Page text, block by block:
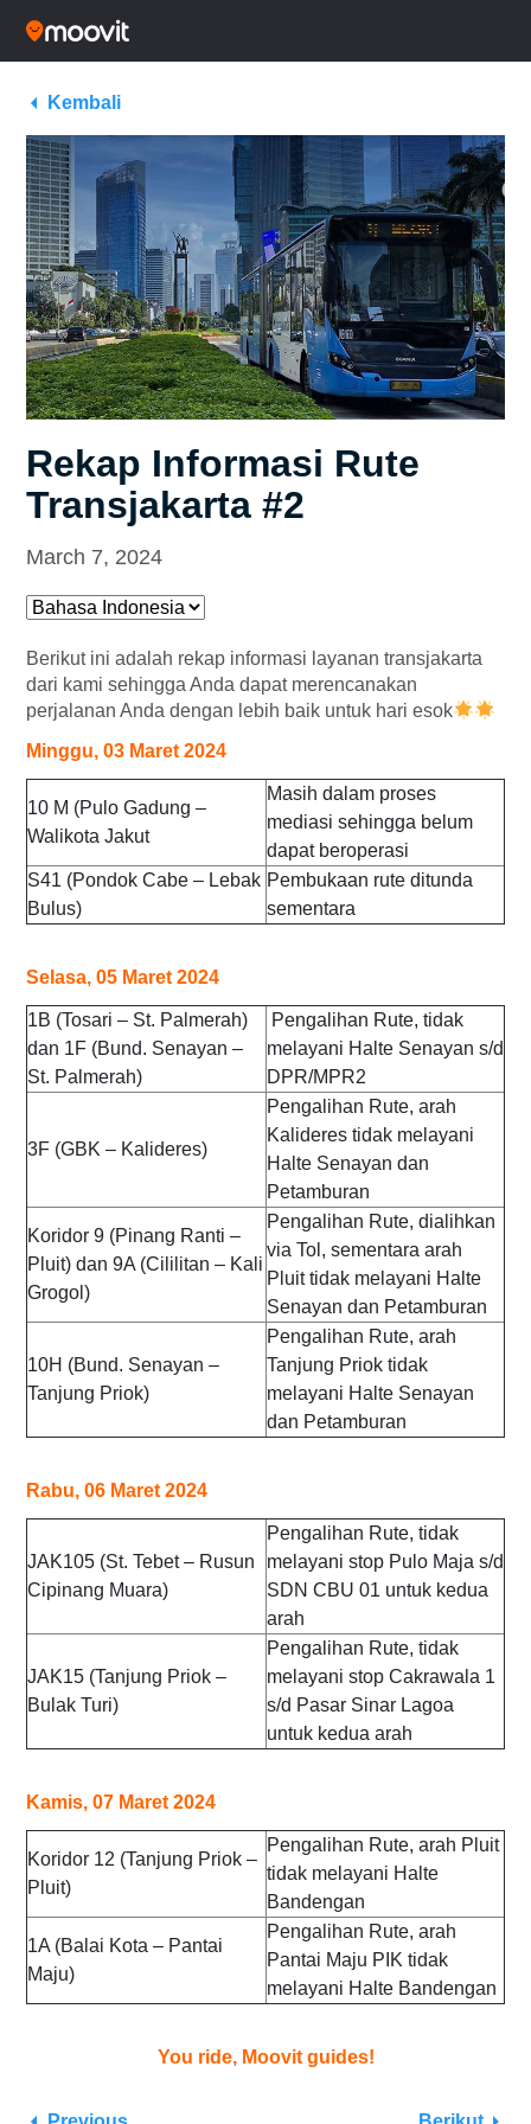
Kembali
Rekap Informasi Rute
Transjakarta #2
March 7, 2024
Berikut ini adalah rekap informasi layanan transjakarta
dari kami sehingga Anda dapat merencanakan
perjalanan Anda dengan lebih baik untuk hari esok
Minggu, 03 Maret 2024
10 M (Pulo Gadung –
Walikota Jakut
Masih dalam proses
mediasi sehingga belum
dapat beroperasi
S41 (Pondok Cabe – Lebak
Bulus)
Pembukaan rute ditunda
sementara
Selasa, 05 Maret 2024
1B (Tosari – St. Palmerah)
dan 1F (Bund. Senayan –
St. Palmerah)
Pengalihan Rute, tidak
melayani Halte Senayan s/d
DPR/MPR2
3F (GBK – Kalideres)
Pengalihan Rute, arah
Kalideres tidak melayani
Halte Senayan dan
Petamburan
Koridor 9 (Pinang Ranti –
Pluit) dan 9A (Cililitan – Kali
Grogol)
Pengalihan Rute, dialihkan
via Tol, sementara arah
Pluit tidak melayani Halte
Senayan dan Petamburan
10H (Bund. Senayan –
Tanjung Priok)
Pengalihan Rute, arah
Tanjung Priok tidak
melayani Halte Senayan
dan Petamburan
Rabu, 06 Maret 2024
JAK105 (St. Tebet – Rusun
Cipinang Muara)
Pengalihan Rute, tidak
melayani stop Pulo Maja s/d
SDN CBU 01 untuk kedua
arah
JAK15 (Tanjung Priok –
Bulak Turi)
Pengalihan Rute, tidak
melayani stop Cakrawala 1
s/d Pasar Sinar Lagoa
untuk kedua arah
Kamis, 07 Maret 2024
Koridor 12 (Tanjung Priok –
Pluit)
Pengalihan Rute, arah Pluit
tidak melayani Halte
Bandengan
1A (Balai Kota – Pantai
Maju)
Pengalihan Rute, arah
Pantai Maju PIK tidak
melayani Halte Bandengan
You ride, Moovit guides!